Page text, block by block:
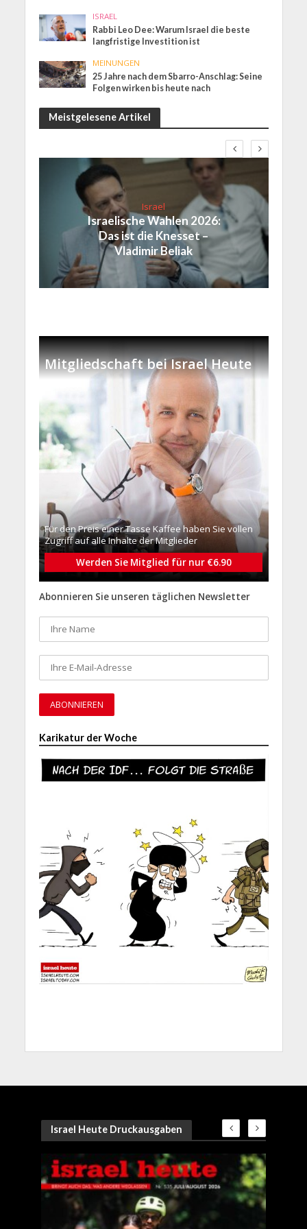
ISRAEL
Rabbi Leo Dee: Warum Israel die beste
langfristige Investition ist
MEINUNGEN
25 Jahre nach dem Sbarro-Anschlag: Seine
Folgen wirken bis heute nach
Meistgelesene Artikel
Israel
Israelische Wahlen 2026:
Das ist die Knesset –
Vladimir Beliak
Mitgliedschaft bei Israel Heute
Für den Preis einer Tasse Kaffee haben Sie vollen
Zugriff auf alle Inhalte der Mitglieder
Werden Sie Mitglied für nur €6.90
Abonnieren Sie unseren täglichen Newsletter
Karikatur der Woche
Israel Heute Druckausgaben